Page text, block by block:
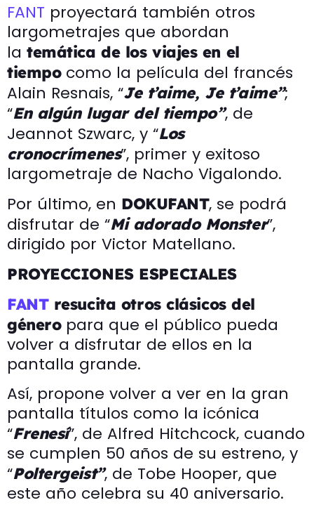
FANT proyectará también otros
largometrajes que abordan
la temática de los viajes en el
tiempocomo la película del francés
Alain Resnais, “Je t’aime, Je t’aime”;
“En algún lugar del tiempo”, de
Jeannot Szwarc, y “Los
cronocrímenes”, primer y exitoso
largometraje de Nacho Vigalondo.
Por último, en DOKUFANT, se podrá
disfrutar de “Mi adorado Monster”,
dirigido por Victor Matellano.
PROYECCIONES ESPECIALES
FANTresucita otros clásicos del
géneropara que el público pueda
volver a disfrutar de ellos en la
pantalla grande.
Así, propone volver a ver en la gran
pantalla títulos como la icónica
“Frenesí”, de Alfred Hitchcock, cuando
se cumplen 50 años de su estreno, y
“Poltergeist”, de Tobe Hooper, que
este año celebra su 40 aniversario.